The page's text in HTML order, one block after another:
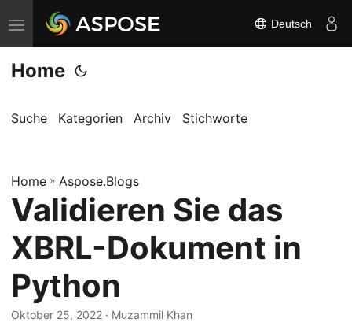
N
a
v
g
i
o
n
u
s
c
Deutsch
Home
Suche Kategorien Archiv Stichworte
Home » Aspose.Blogs
Validieren Sie das
XBRL-Dokument in
Python
Oktober 25, 2022 · Muzammil Khan